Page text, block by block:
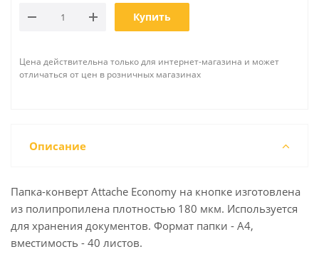
Купить
Цена действительна только для интернет-магазина и может
отличаться от цен в розничных магазинах
Описание
Папка-конверт Attache Economy на кнопке изготовлена
из полипропилена плотностью 180 мкм. Используется
для хранения документов. Формат папки - А4,
вместимость - 40 листов.